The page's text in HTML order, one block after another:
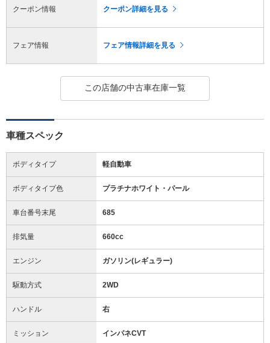
クーポン情報 クーポン詳細を見る
フェア情報 フェア情報詳細を見る
この店舗の中古車在庫一覧
車種スペック
ボディタイプ 軽自動車
ボディタイプ色 プラチナホワイト・パール
車台番号末尾 685
排気量 660cc
エンジン ガソリン(レギュラー)
駆動方式 2WD
ハンドル 右
ミッション インパネCVT